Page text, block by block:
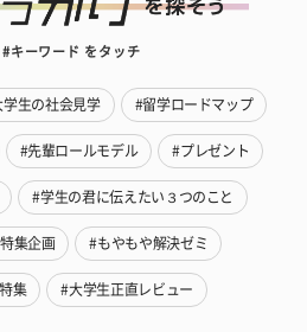
キーワード をタッチ
学生の社会見学 #留学ロードマップ
#先輩ロールモデル #プレゼント
#学生の君に伝えたい３つのこと
集企画 #もやもや解決ゼミ
集 #大学生正直レビュー